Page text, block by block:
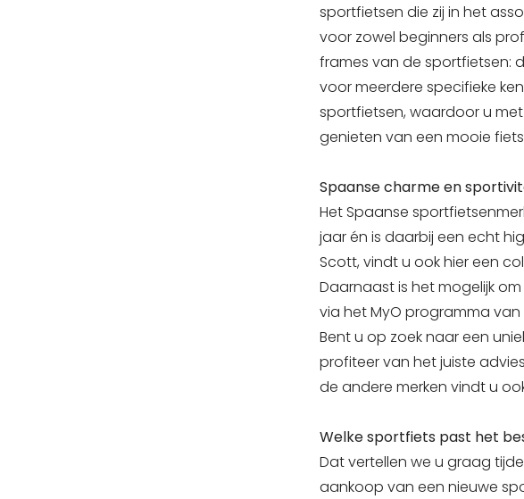
sportfietsen die zij in het
voor zowel beginners als
frames van de sportfietsen:
voor meerdere specifieke
sportfietsen, waardoor u
genieten van een mooie
Spaanse charme en
Het Spaanse
jaar én is daarbij een echt
Scott, vindt u ook hier een
Daarnaast is het mogelijk
via het MyO programma van
Bent u op zoek naar een
profiteer van het juiste
de andere merken vindt u
Welke sportfiets past het
Dat vertellen we u graag
aankoop van een nieuwe